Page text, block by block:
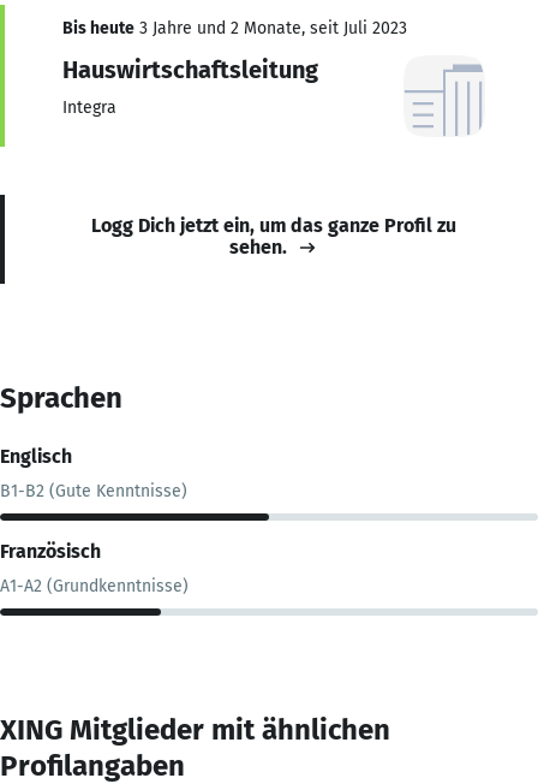
Bis heute 3 Jahre und 2 Monate, seit Juli 2023
Hauswirtschaftsleitung
Integra
Logg Dich jetzt ein, um das ganze Profil zu
sehen.
Sprachen
Englisch
B1-B2 (Gute Kenntnisse)
Französisch
A1-A2 (Grundkenntnisse)
XING Mitglieder mit ähnlichen
Profilangaben